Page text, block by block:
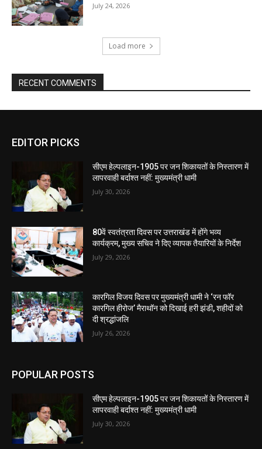
July 24, 2026
Load more
RECENT COMMENTS
EDITOR PICKS
सीएम हेल्पलाइन-1905 पर जन शिकायतों के निस्तारण में
लापरवाही बर्दाश्त नहीं: मुख्यमंत्री धामी
July 30, 2026
80वें स्वतंत्रता दिवस पर उत्तराखंड में होंगे भव्य
कार्यक्रम, मुख्य सचिव ने दिए व्यापक तैयारियों के निर्देश
July 29, 2026
कारगिल विजय दिवस पर मुख्यमंत्री धामी ने ‘रन फॉर
कारगिल हीरोज’ मैराथॉन को दिखाई हरी झंडी, शहीदों को
दी श्रद्धांजलि
July 26, 2026
POPULAR POSTS
सीएम हेल्पलाइन-1905 पर जन शिकायतों के निस्तारण में
लापरवाही बर्दाश्त नहीं: मुख्यमंत्री धामी
July 30, 2026